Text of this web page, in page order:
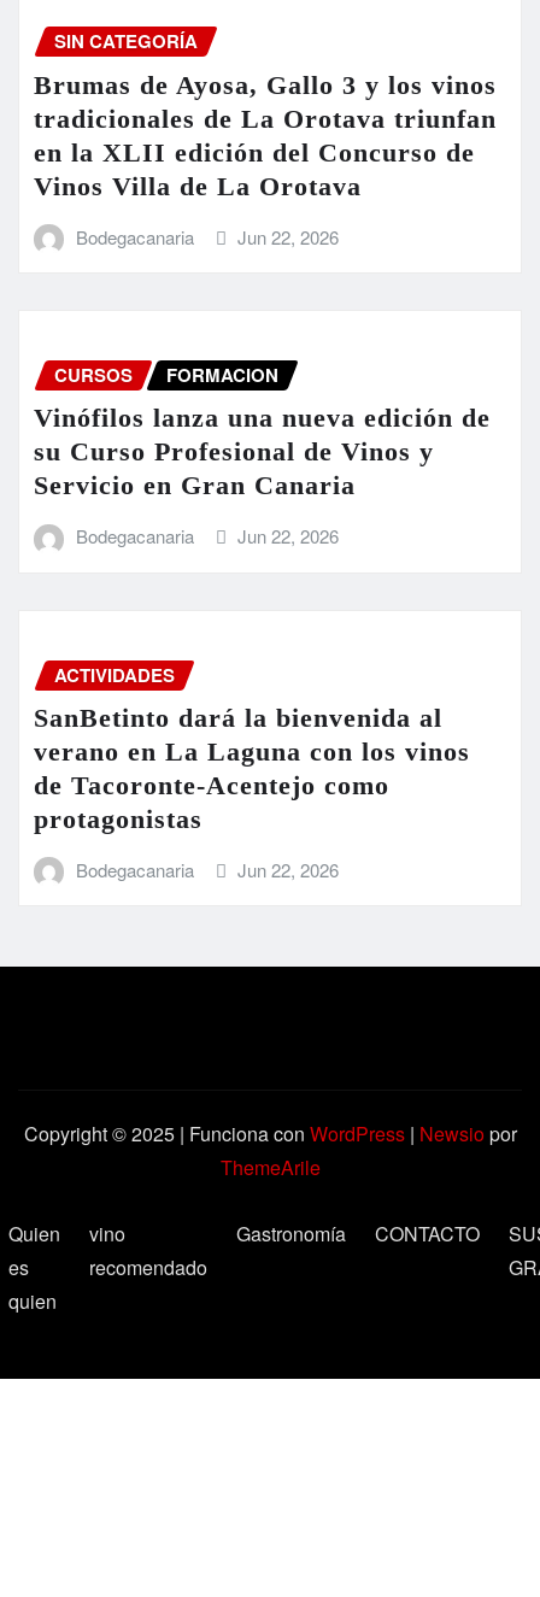
SIN CATEGORÍA
Brumas de Ayosa, Gallo 3 y los vinos
tradicionales de La Orotava triunfan
en la XLII edición del Concurso de
Vinos Villa de La Orotava
Bodegacanaria Jun 22, 2026
CURSOS FORMACION
Vinófilos lanza una nueva edición de
su Curso Profesional de Vinos y
Servicio en Gran Canaria
Bodegacanaria Jun 22, 2026
ACTIVIDADES
SanBetinto dará la bienvenida al
verano en La Laguna con los vinos
de Tacoronte-Acentejo como
protagonistas
Bodegacanaria Jun 22, 2026
Copyright © 2025 | Funciona con WordPress | Newsiopor
ThemeArile
Quien
es
quien
vino
recomendado
Gastronomía CONTACTO